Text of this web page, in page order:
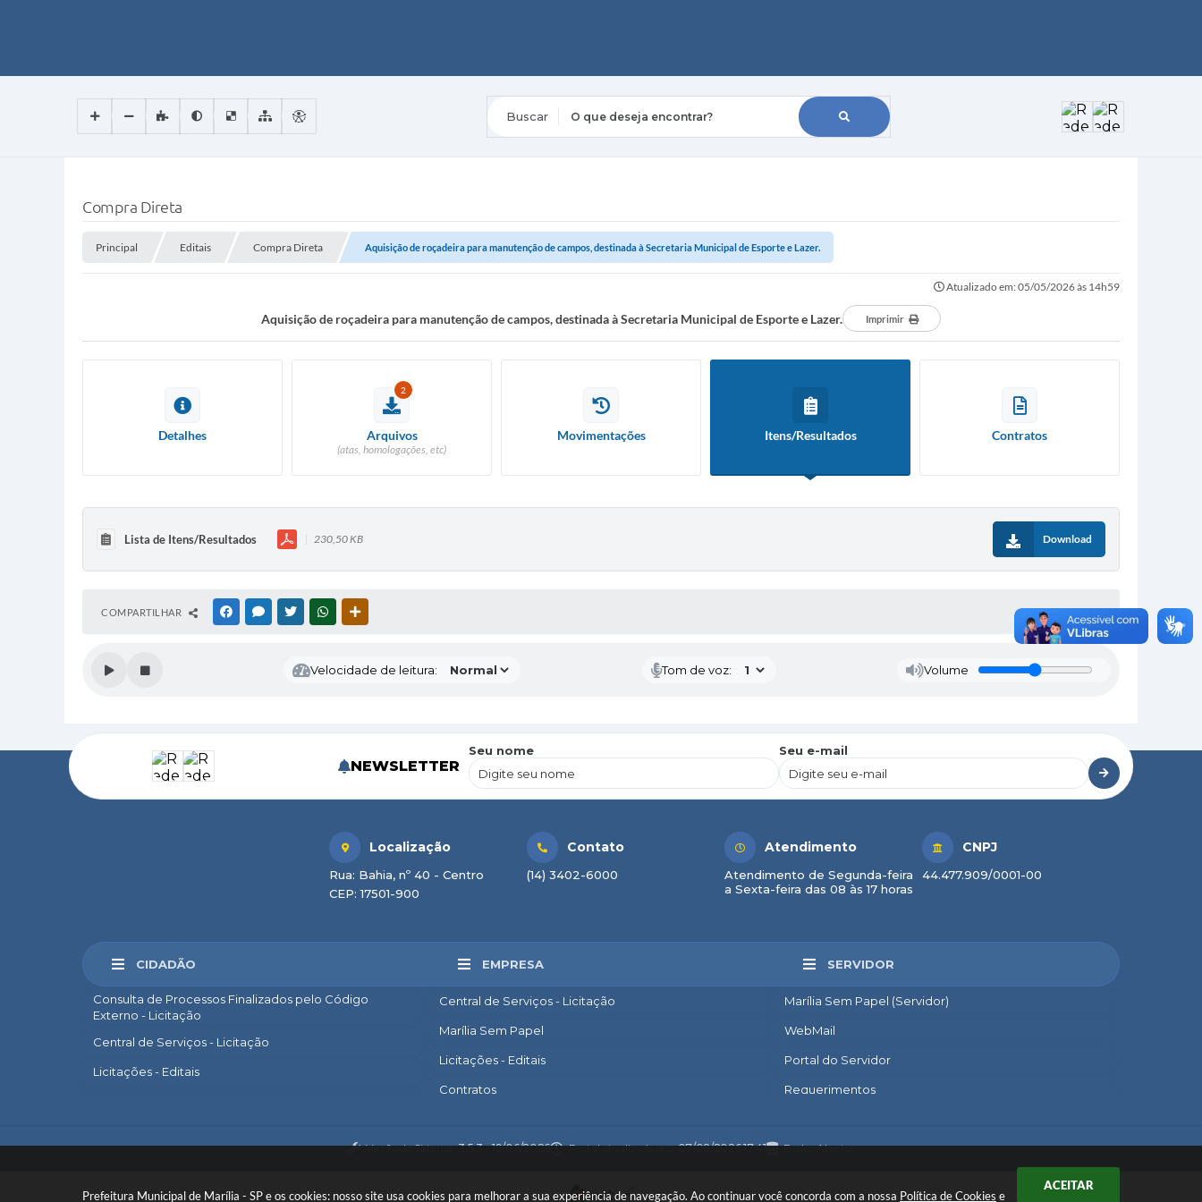
Prefeitura Municipal de Marília - SP e os cookies: nosso site usa cookies para melhorar a sua experiência de navegação. Ao continuar você concorda com a nossa Política de Cookies e
ACEITAR
Compra Direta
Principal Editais Compra Direta Aquisição de roçadeira para manutenção de campos, destinada à Secretaria Municipal de Esporte e Lazer.
Atualizado em: 05/05/2026 às 14h59
Aquisição de roçadeira para manutenção de campos, destinada à Secretaria Municipal de Esporte e Lazer. Imprimir
Detalhes
2
Arquivos
(atas, homologações, etc)
Movimentações Itens/Resultados Contratos
Lista de Itens/Resultados 230,50 KB Download
COMPARTILHAR FACEBOOKMESSENGER
TWITTERWHATSAPP
Velocidade de leitura: Tom de voz: Volume
NEWSLETTER
Seu nome Seu e-mail
CIDADÃO
Consulta de Processos Finalizados pelo Código
Externo - Licitação
Central de Serviços - Licitação
Licitações - Editais
Legislação Municipal
EMPRESA
Central de Serviços - Licitação
Marília Sem Papel
Licitações - Editais
Contratos
Diário Oficial
SERVIDOR
Marília Sem Papel (Servidor)
WebMail
Portal do Servidor
Requerimentos
Consignado
Localização
Rua: Bahia, nº 40 - Centro
CEP: 17501-900
Contato
(14) 3402-6000
Atendimento
Atendimento de Segunda-feira
a Sexta-feira das 08 às 17 horas
CNPJ
44.477.909/0001-00
Versão do Sistema:3.5.3 - 19/06/2026 Portal atualizado em:07/08/2026 17:41 Dados Abertos